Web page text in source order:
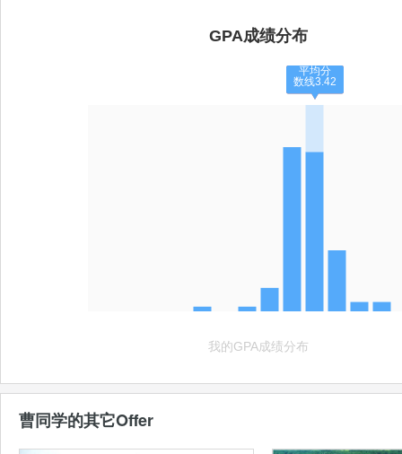
曹同学的其它Offer